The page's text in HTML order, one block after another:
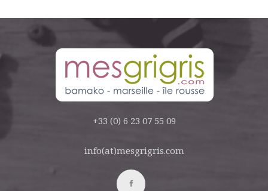
+33 (0) 6 23 07 55 09
info(at)mesgrigris.com